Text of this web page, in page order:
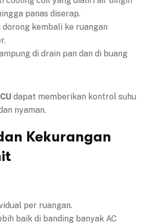
panas diserap.
dorong kembali ke ruangan
di drain pan dan di buang
dapat memberikan kontrol suhu
nyaman.
Kekurangan
per ruangan.
baik di banding banyak AC